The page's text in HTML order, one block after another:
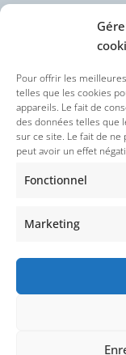
Pour offrir les
telles que les cookies
appareils. Le fait de
des données telles que
sur ce site. Le fait de
peut avoir un effet
Fonctionnel
Marketing
Politique des
Politique de
Nos réseaux